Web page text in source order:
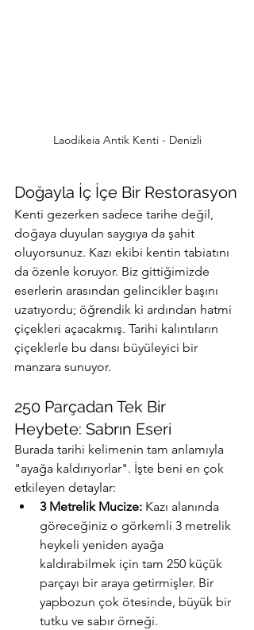
Laodikeia Antik Kenti - Denizli
Doğayla İç İçe Bir Restorasyon
Kenti gezerken sadece tarihe değil,
doğaya duyulan saygıya da şahit
oluyorsunuz. Kazı ekibi kentin tabiatını
da özenle koruyor. Biz gittiğimizde
eserlerin arasından gelincikler başını
uzatıyordu; öğrendik ki ardından hatmi
çiçekleri açacakmış. Tarihi kalıntıların
çiçeklerle bu dansı büyüleyici bir
manzara sunuyor.
250 Parçadan Tek Bir
Heybete: Sabrın Eseri
Burada tarihi kelimenin tam anlamıyla
"ayağa kaldırıyorlar". İşte beni en çok
etkileyen detaylar:
3 Metrelik Mucize: Kazı alanında
göreceğiniz o görkemli 3 metrelik
heykeli yeniden ayağa
kaldırabilmek için tam 250 küçük
parçayı bir araya getirmişler. Bir
yapbozun çok ötesinde, büyük bir
tutku ve sabır örneği.